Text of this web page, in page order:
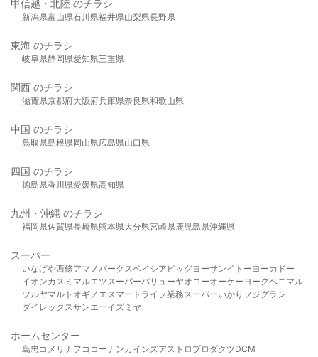
甲信越・北陸 のチラシ
新潟県富山県石川県福井県山梨県長野県
東海 のチラシ
岐阜県静岡県愛知県三重県
関西 のチラシ
滋賀県京都府大阪府兵庫県奈良県和歌山県
中国 のチラシ
鳥取県島根県岡山県広島県山口県
四国 のチラシ
徳島県香川県愛媛県高知県
九州・沖縄 のチラシ
福岡県佐賀県長崎県熊本県大分県宮崎県鹿児島県沖縄県
スーパー
いなげや西條アマノパークスベイシア ビッグヨーサンイトーヨーカドー
イオンカスミ マルエツスーパーバリューヤオコーオーケー ヨークベニマル
ツルヤマルト オギノ エスマート ライフ業務スーパーいかり フジグラン
ダイレックスサンエーイズミヤ
ホームセンター
島忠 コメリ ナフコ コーナンカインズアストロプロダクツDCM